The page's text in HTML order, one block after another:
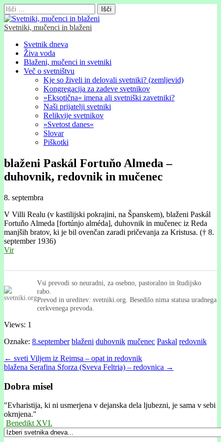
Išči:
Svetniki, mučenci in blaženi
Glavni
meni
Skip
content
Svetnik dneva
Živa voda
Blaženi, mučenci in svetniki
Več o svetništvu
Kje so živeli in delovali svetniki? (zemljevid)
Kongregacija za zadeve svetnikov
»Eksotična« imena ali svetniški zavetniki?
Naši prijatelji svetniki
Relikvije svetnikov
»Svetost danes«
Slovar
Piškotki
blaženi Paskál Fortuňo Almeda –
duhovnik, redovnik in mučenec
8. septembra
V Villi Realu (v kastilijski pokrajini, na Španskem), blaženi Paskál
Fortuňo Almeda [fortúnjo alméda], duhovnik in mučenec iz Reda
manjših bratov, ki je bil ovenčan zaradi pričevanja za Kristusa. († 8.
september 1936)
Vir
Vsi prevodi so neuradni, za osebno, pastoralno in študijsko
rabo.
Prevod in ureditev: svetniki.org. Besedilo nima statusa uradnega
cerkvenega prevoda.
Views: 1
Oznake: 8.september blaženi duhovnik mučenec Paskal redovnik
Post
navigation
← sveti Viljem iz Reimsa – opat in redovnik
blažena Serafina Sforza (Sveva Feltria) – redovnica →
Dobra misel
"Evharistija, ki ni usmerjena v dejanska dela ljubezni, je sama v sebi
okrnjena."
Benedikt XVI.